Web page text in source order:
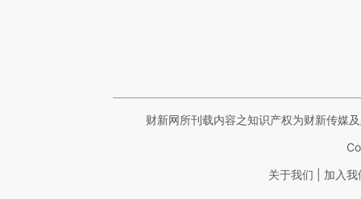
财新网所刊载内容之知识产权为财新传媒
关于我们 加入我